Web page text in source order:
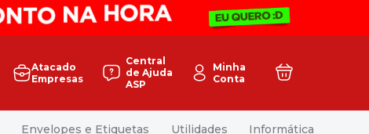
Atacado
Empresas
Central
de Ajuda
ASP
Minha
Conta
Envelopes e Etiquetas Utilidades Informática